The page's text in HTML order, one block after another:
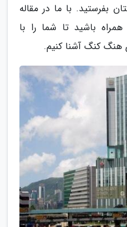
بفرستید. با ما در مقاله
باشید تا شما را با
کنگ آشنا کنیم.